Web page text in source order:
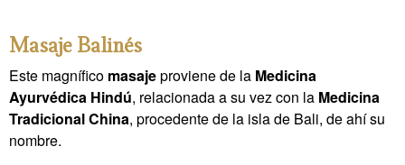
Masaje Balinés
Este magnífico masajeproviene de la Medicina
Ayurvédica Hindú, relacionada a su vez con la Medicina
Tradicional China, procedente de la isla de Bali, de ahí su
nombre.